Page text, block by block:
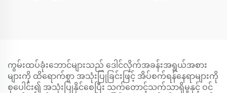
ကွမ်းထပ်ခုံးဘောင်များသည် ဒေါင်လိုက်အခန်းအရွယ်အစား
များကို ထိရောက်စွာ အသုံးပြုခြင်းဖြင့် အိပ်စက်ရန်နေရာများကို
စုပေါင်း၍ အသုံးပြုနိုင်စေပြီး သက်တောင့်သက်သာရှိမှုနှင့် ဝင်